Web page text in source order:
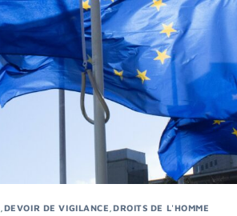
DEVOIR DE VIGILANCE DROITS DE L'HOMME